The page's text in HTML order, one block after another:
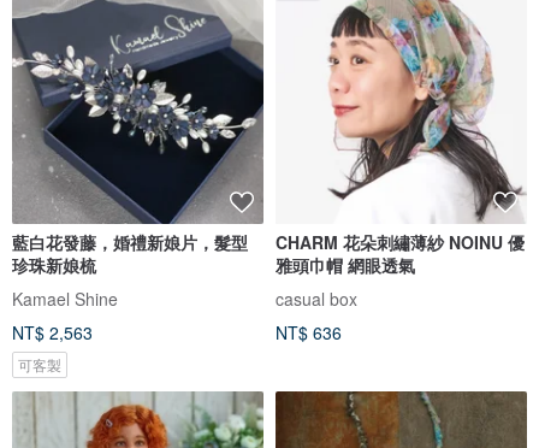
藍白花發藤，婚禮新娘片，髮型
珍珠新娘梳
Kamael Shine
NT$ 2,563
可客製
CHARM 花朵刺繡薄紗 NOINU 優
雅頭巾帽 網眼透氣
casual box
NT$ 636